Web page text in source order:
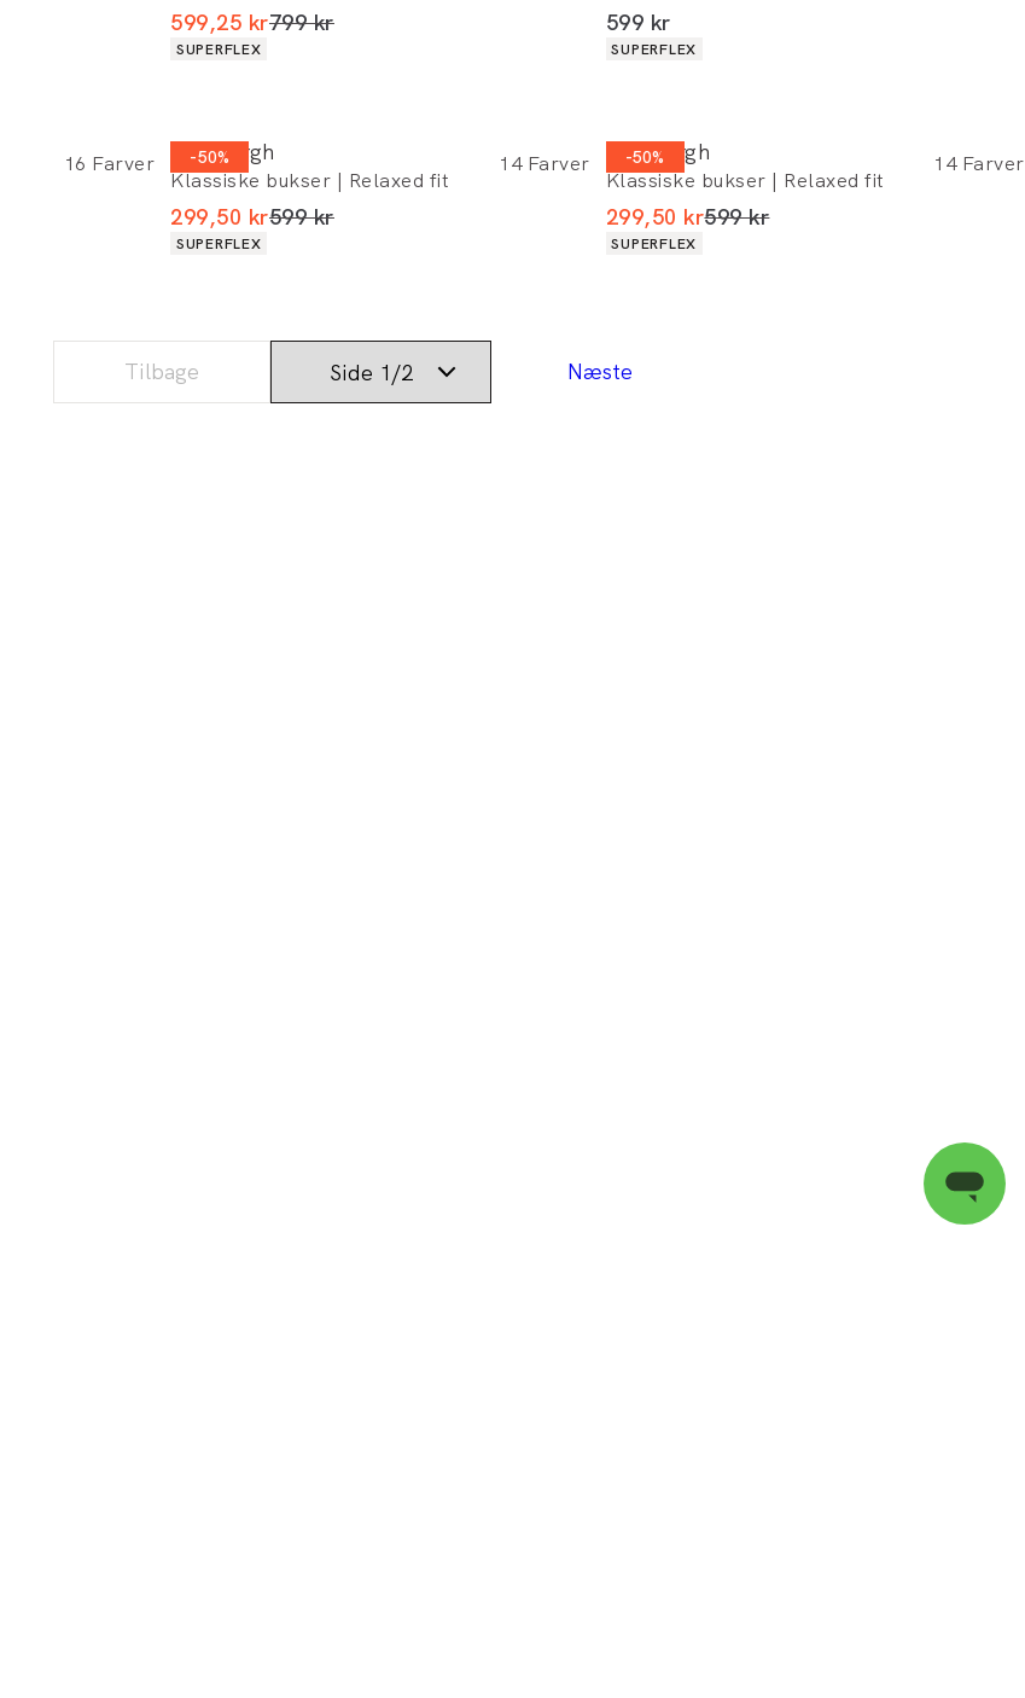
599,25 krI alt (uden rabat)
799 kr
Produkt egenskaber
SUPERFLEX
I alt (inkl. rabat)
599 kr
Produkt egenskaber
SUPERFLEX
16 Farver -50%
Lindbergh
Klassiske bukser | Relaxed fit
14 Farver
299,50 krI alt (uden rabat)
599 kr
Produkt egenskaber
SUPERFLEX
-50%
Lindbergh
Klassiske bukser | Relaxed fit
14 Farver
299,50 krI alt (uden rabat)
599 kr
Produkt egenskaber
SUPERFLEX
Tilbage Næste